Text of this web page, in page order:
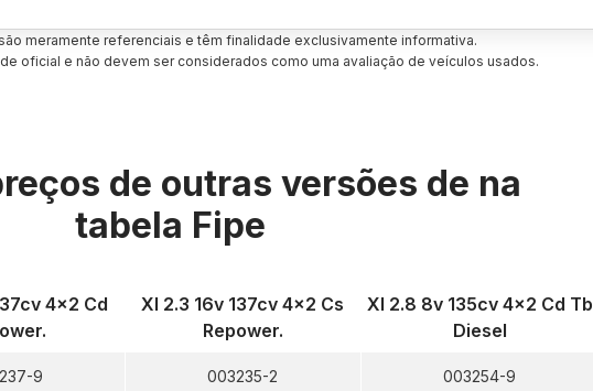
meramente referenciais e têm finalidade exclusivamente informativa.
oficial e não devem ser considerados como uma avaliação de veículos usados.
de outras versões de na
tabela Fipe
4x2 Cd
9
Xl 2.3 16v 137cv 4x2 Cs
Repower.
003235-2
Xl 2.8 8v 135cv 4x2 Cd Tb
Diesel
003254-9